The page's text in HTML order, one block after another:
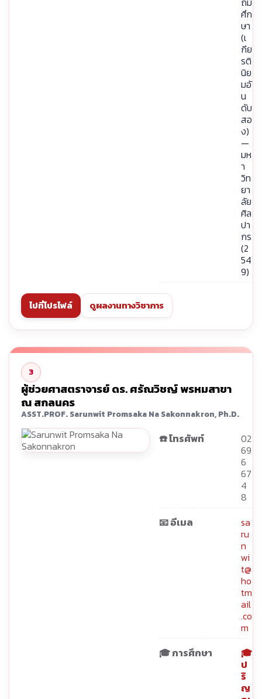
ศึก
ษา
(เ
กีย
รติ
นิย
มอั
น
ดับ
สอ
ง)
—
มห
า
วิท
ยา
ลัย
ศิล
ปา
กร
(2
54
9)
ไปที่โปรไฟล์ ดูผลงานทางวิชาการ
3
ผู้ช่วยศาสตราจารย์ ดร. ศรัณวิชญ์ พรหมสาขา
ณ สกลนคร
ASST.PROF. Sarunwit Promsaka Na Sakonnakron, Ph.D.
☎️ โทรศัพท์
02
69
6
67
4
8
📧 อีเมล
sa
ru
n
wi
t@
ho
tm
ail
.co
m
🎓 การศึกษา
🎓
ป
ริ
ญ